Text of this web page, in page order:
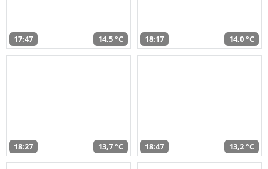
17:47 14,5 °C 18:17 14,0 °C
18:27 13,7 °C 18:47 13,2 °C